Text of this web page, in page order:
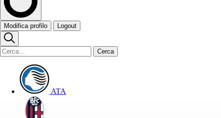
Modifica profilo Logout
Cerca
ATA